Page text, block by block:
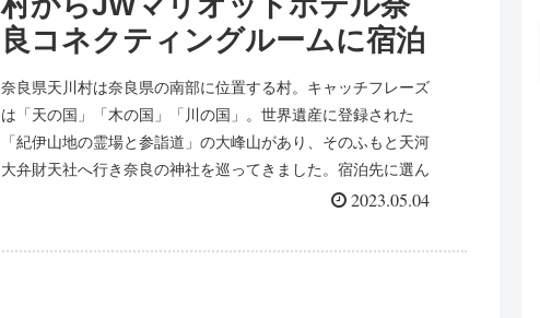
良コネクティングルームに宿泊
奈良県天川村は奈良県の南部に位置する村。キャッチフレーズ
は「天の国」「木の国」「川の国」。世界遺産に登録された
「紀伊山地の霊場と参詣道」の大峰山があり、そのふもと天河
大弁財天社へ行き奈良の神社を巡ってきました。宿泊先に選ん
だのはJWマリオット奈良です。家族旅行に嬉しいコネクティ
2023.05.04